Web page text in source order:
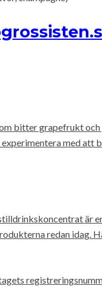
bitter grapefrukt
med att
är
redan idag.